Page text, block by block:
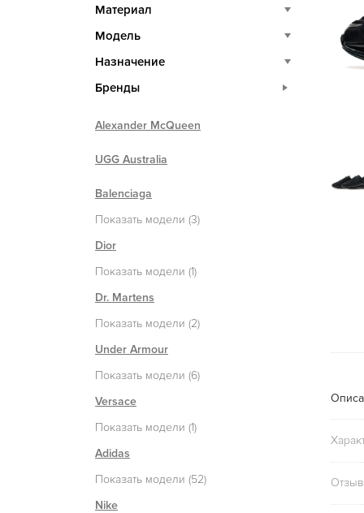
Материал
Модель
Назначение
Бренды
Alexander McQueen
UGG Australia
Balenciaga
Показать модели (3)
Dior
Показать модели (1)
Dr. Martens
Показать модели (2)
Under Armour
Показать модели (6)
Versace
Показать модели (1)
Adidas
Показать модели (52)
Nike